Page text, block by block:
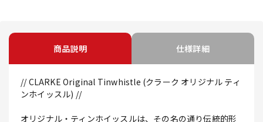
商品説明 仕様詳細
// CLARKE Original Tinwhistle (クラーク オリジナル ティ
ンホイッスル) //
オリジナル・ティンホイッスルは、その名の通り伝統的形